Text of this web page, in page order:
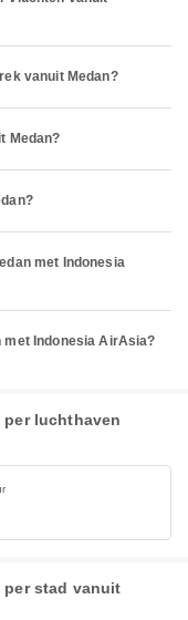
vanuit Medan?
Medan?
met Indonesia
met Indonesia AirAsia?
per luchthaven
per stad vanuit